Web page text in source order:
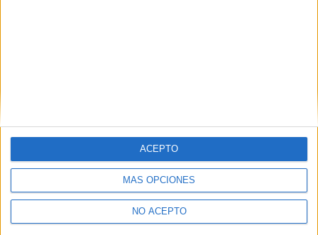
MÁS OPCIONES
NO ACEPTO
ACEPTO